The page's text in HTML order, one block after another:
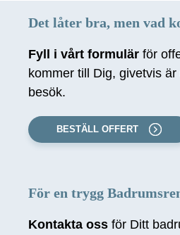
Det låter bra, men vad
Fyll i vårt formulär för
kommer till Dig, givetvis
besök.
BESTÄLL OFFERT
För en trygg
Kontakta oss för Ditt